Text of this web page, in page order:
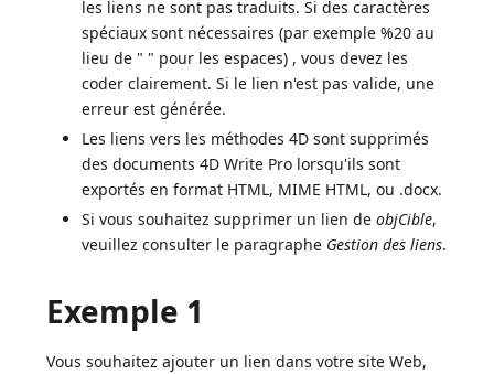
les liens ne sont pas traduits. Si des caractères
spéciaux sont nécessaires (par exemple %20 au
lieu de " " pour les espaces) , vous devez les
coder clairement. Si le lien n'est pas valide, une
erreur est générée.
Les liens vers les méthodes 4D sont supprimés
des documents 4D Write Pro lorsqu'ils sont
exportés en format HTML, MIME HTML, ou .docx.
Si vous souhaitez supprimer un lien deobjCible,
veuillez consulter le paragraphe Gestion des liens.
Exemple 1
Vous souhaitez ajouter un lien dans votre site Web,